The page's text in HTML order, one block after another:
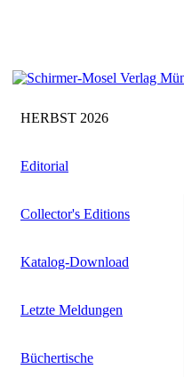
HERBST 2026
Editorial
Collector's Editions
Katalog-Download
Letzte Meldungen
Büchertische